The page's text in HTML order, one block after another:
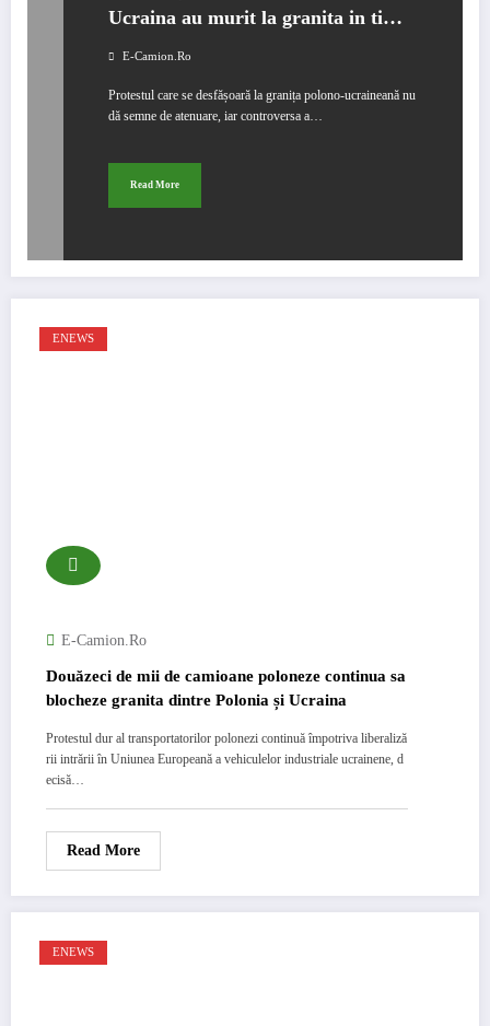
Ucraina au murit la granita in timp
ce asteptau sa treaca frontiera.
E-Camion.ro
Protestul care se desfășoară la granița polono-ucraineană nu
dă semne de atenuare, iar controversa a…
Read More
ENEWS
E-Camion.ro
Douăzeci de mii de camioane poloneze continua sa
blocheze granita dintre Polonia și Ucraina
Protestul dur al transportatorilor polonezi continuă împotriva liberaliză
rii intrării în Uniunea Europeană a vehiculelor industriale ucrainene, d
ecisă…
Read More
ENEWS